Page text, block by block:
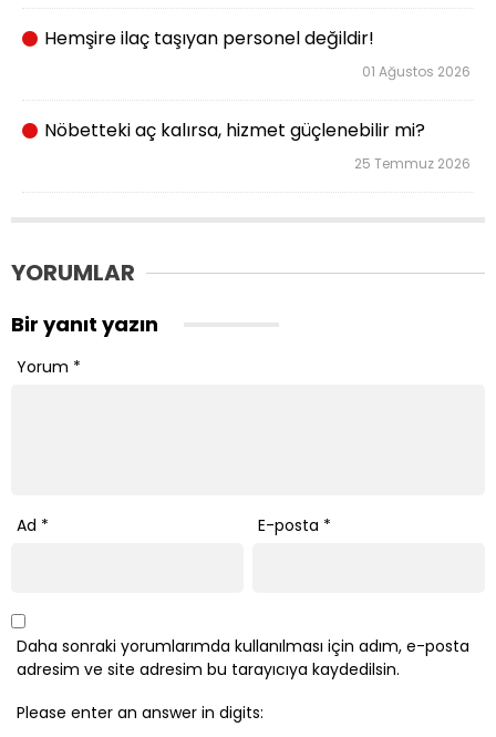
Hemşire ilaç taşıyan personel değildir!
01 Ağustos 2026
Nöbetteki aç kalırsa, hizmet güçlenebilir mi?
25 Temmuz 2026
YORUMLAR
Bir yanıt yazın
Yorum *
Ad * E-posta *
Daha sonraki yorumlarımda kullanılması için adım, e-posta
adresim ve site adresim bu tarayıcıya kaydedilsin.
Please enter an answer in digits: